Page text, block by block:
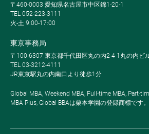
〒460-0003 愛知県名古屋市中区錦1-20-1
TEL 052-223-3111
火-土 9:00-17:00
東京事務局
〒100-6307 東京都千代田区丸の内2-4-1丸の内ビ
TEL 03-3212-4111
JR東京駅丸の内南口より徒歩1分
Global MBA, Weekend MBA, Full-time MBA, Part-
MBA Plus, Global BBAは栗本学園の登録商標です。